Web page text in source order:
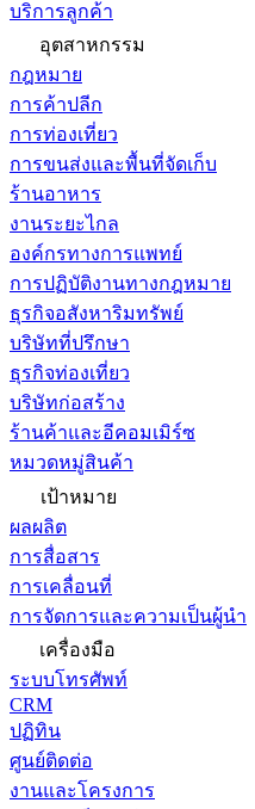
บริการลูกค้า
อุตสาหกรรม
กฎหมาย
การค้าปลีก
การท่องเที่ยว
การขนส่งและพื้นที่จัดเก็บ
ร้านอาหาร
งานระยะไกล
องค์กรทางการแพทย์
การปฏิบัติงานทางกฎหมาย
ธุรกิจอสังหาริมทรัพย์
บริษัทที่ปรึกษา
ธุรกิจท่องเที่ยว
บริษัทก่อสร้าง
ร้านค้าและอีคอมเมิร์ซ
หมวดหมู่สินค้า
เป้าหมาย
ผลผลิต
การสื่อสาร
การเคลื่อนที่
การจัดการและความเป็นผู้นำ
เครื่องมือ
ระบบโทรศัพท์
CRM
ปฏิทิน
ศูนย์ติดต่อ
งานและโครงการ